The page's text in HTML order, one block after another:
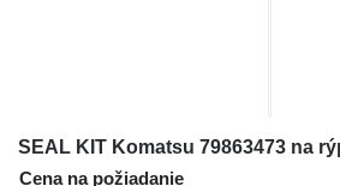
SEAL KIT Komatsu 79863473 na
Cena na požiadanie